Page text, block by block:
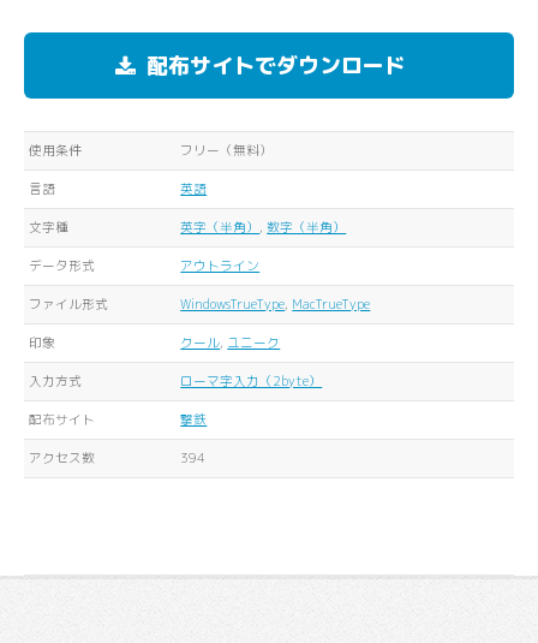
配布サイトでダウンロード
使用条件 フリー（無料）
言語 英語
文字種 英字（半角） , 数字（半角）
データ形式 アウトライン
ファイル形式 WindowsTrueType, MacTrueType
印象 クール, ユニーク
入力方式 ローマ字入力（2byte）
配布サイト 撃鉄
アクセス数 394